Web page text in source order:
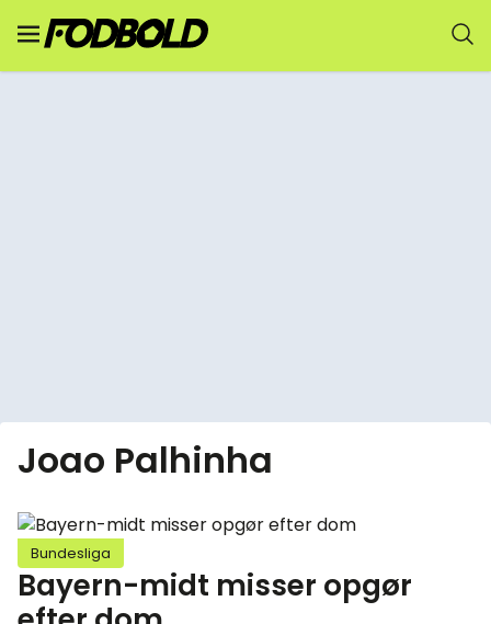
Joao Palhinha
Bundesliga
Bayern-midt misser opgør